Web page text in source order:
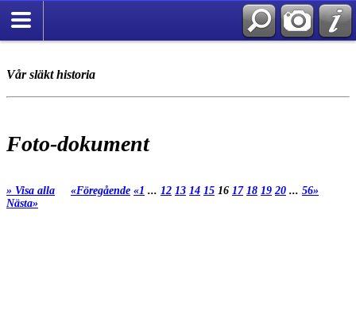
Vår släkt historia
Foto-dokument
» Visa alla «Föregående «1 ... 12 13 14 15 16 17 18 19 20 ... 56»
Nästa»